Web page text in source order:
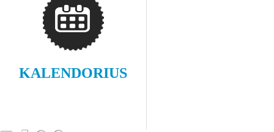
KALENDORIUS